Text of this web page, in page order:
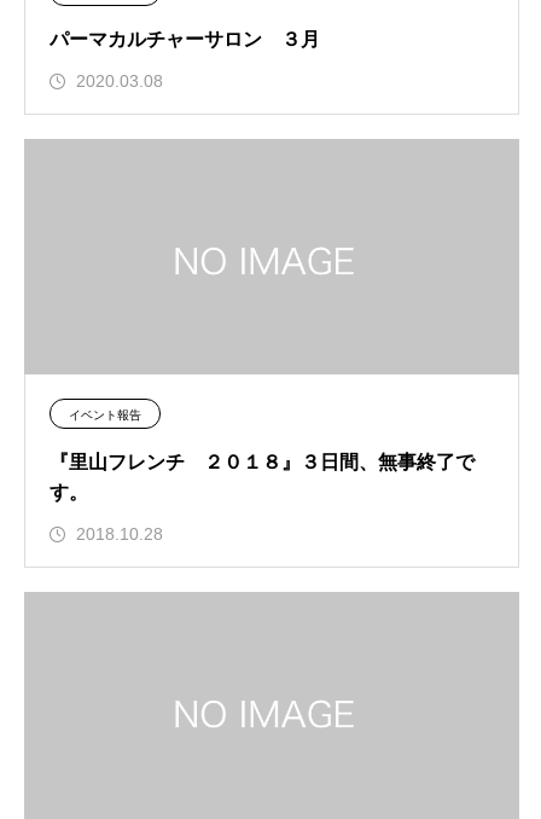
パーマカルチャーサロン ３月
2020.03.08
イベント報告
『里山フレンチ ２０１８』３日間、無事終了で
す。
2018.10.28